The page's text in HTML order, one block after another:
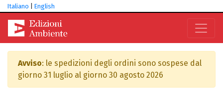
Italiano English
Avviso: le spedizioni degli ordini sono sospese dal
giorno 31 luglio al giorno 30 agosto 2026